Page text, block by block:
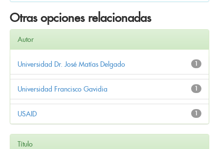
Otras opciones relacionadas
Autor
1
Universidad Dr. José Matías Delgado
1
Universidad Francisco Gavidia
1
USAID
Título